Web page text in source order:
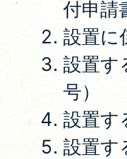
付申請
設置に
設置す
号）
設置す
設置す